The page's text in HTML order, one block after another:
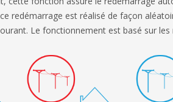
redémarrage est réalisé de façon
Le fonctionnement est basé sur les